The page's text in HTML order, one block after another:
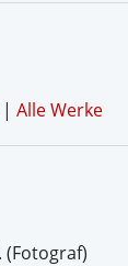
| Alle Werke
(Fotograf)